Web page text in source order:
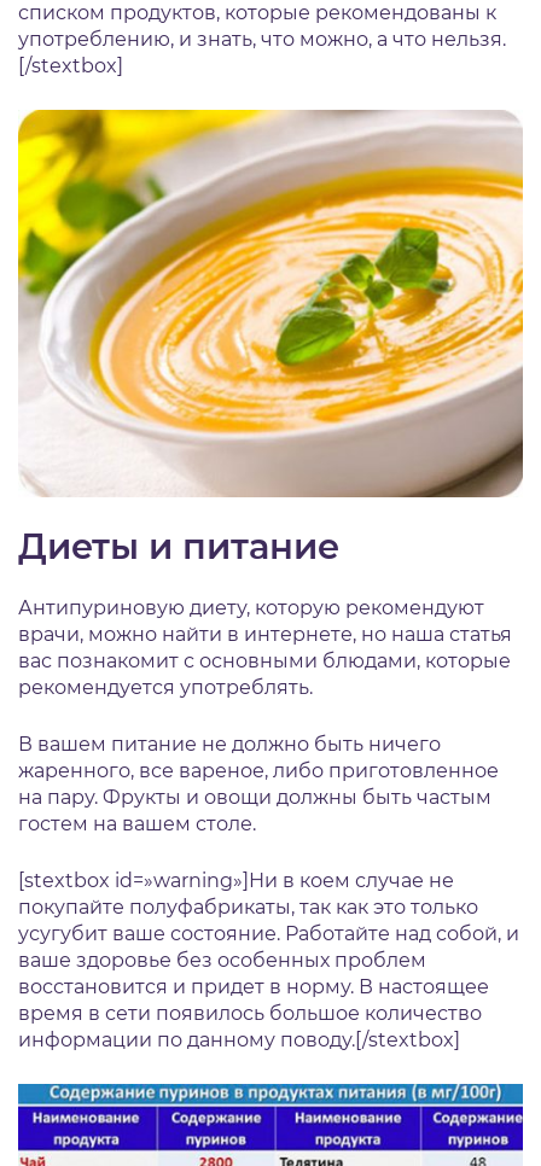
списком продуктов, которые рекомендованы к
употреблению, и знать, что можно, а что нельзя.
[/stextbox]
Диеты и питание
Антипуриновую диету, которую рекомендуют
врачи, можно найти в интернете, но наша статья
вас познакомит с основными блюдами, которые
рекомендуется употреблять.
В вашем питание не должно быть ничего
жаренного, все вареное, либо приготовленное
на пару. Фрукты и овощи должны быть частым
гостем на вашем столе.
[stextbox id=»warning»]Ни в коем случае не
покупайте полуфабрикаты, так как это только
усугубит ваше состояние. Работайте над собой, и
ваше здоровье без особенных проблем
восстановится и придет в норму. В настоящее
время в сети появилось большое количество
информации по данному поводу.[/stextbox]